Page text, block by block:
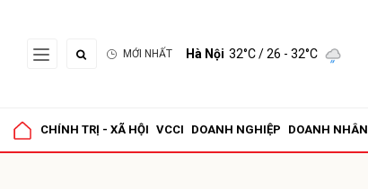
MỚI NHẤT Hà Nội 32°C/ 26 - 32°C
CHÍNH TRỊ - XÃ HỘI VCCI DOANH NGHIỆP DOANH NHÂN